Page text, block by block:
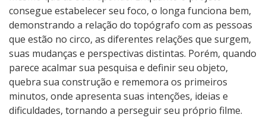
consegue estabelecer seu foco, o longa funciona bem,
demonstrando a relação do topógrafo com as pessoas
que estão no circo, as diferentes relações que surgem,
suas mudanças e perspectivas distintas. Porém, quando
parece acalmar sua pesquisa e definir seu objeto,
quebra sua construção e rememora os primeiros
minutos, onde apresenta suas intenções, ideias e
dificuldades, tornando a perseguir seu próprio filme.